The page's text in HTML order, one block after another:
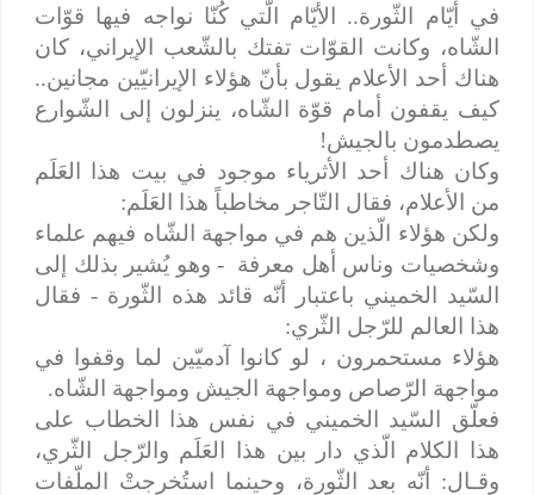
في أيّام الثّورة.. الأيّام الّتي كُنّا نواجه فيها قوّات
الشّاه، وكانت القوّات تفتك بالشّعب الإيراني، كان
هناك أحد الأعلام يقول بأنّ هؤلاء الإيرانيّين مجانين..
كيف يقفون أمام قوّة الشّاه، ينزلون إلى الشّوارع
يصطدمون بالجيش!
وكان هناك أحد الأثرياء موجود في بيت هذا العَلَم
من الأعلام، فقال التّاجر مخاطباً هذا العَلَم:
ولكن هؤلاء الّذين هم في مواجهة الشّاه فيهم علماء
وشخصيات وناس أهل معرفة
- وهو يُشير بذلك إلى
السّيد الخميني باعتبار أنّه قائد هذه الثّورة - فقال
هذا العالم للرّجل الثّري:
هؤلاء مستحمرون ، لو كانوا آدميّين لما وقفوا في
مواجهة الرّصاص ومواجهة الجيش ومواجهة الشّاه.
فعلّق السّيد الخميني في نفس هذا الخطاب على
هذا الكلام الّذي دار بين هذا العَلَم والرّجل الثّري،
وقـال: أنّه بعد الثّورة، وحينما استُخرجتْ الملّفات